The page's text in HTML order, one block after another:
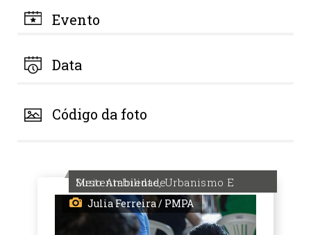
Evento
Data
Código da foto
Meio Ambiente, Urbanismo E Sustentabilidade
Julia Ferreira / PMPA